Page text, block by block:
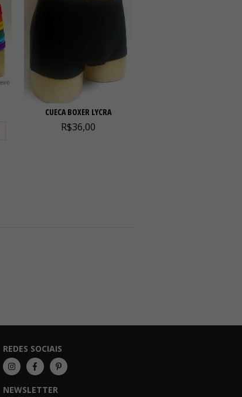
CUECA BOXER LYCRA
R$36,00
REDES SOCIAIS
NEWSLETTER